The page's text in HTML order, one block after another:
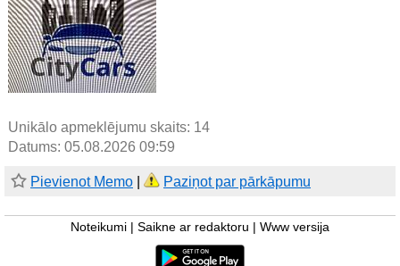
Unikālo apmeklējumu skaits: 14
Datums: 05.08.2026 09:59
Pievienot Memo Paziņot par pārkāpumu
Noteikumi Saikne ar redaktoru Www versija